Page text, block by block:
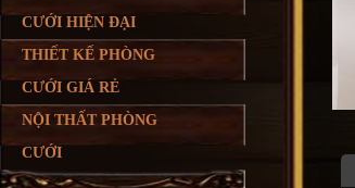
CƯỚI HIỆN ĐẠI
THIẾT KẾ PHÒNG
CƯỚI GIÁ RẺ
NỘI THẤT PHÒNG
CƯỚI